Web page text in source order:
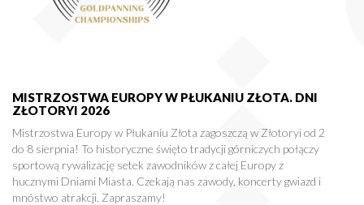
MISTRZOSTWA EUROPY W PŁUKANIU ZŁOTA. DNI
ZŁOTORYI 2026
Mistrzostwa Europy w Płukaniu Złota zagoszczą w Złotoryi od 2
do 8 sierpnia! To historyczne święto tradycji górniczych połączy
sportową rywalizację setek zawodników z całej Europy z
hucznymi Dniami Miasta. Czekają nas zawody, koncerty gwiazd i
mnóstwo atrakcji. Zapraszamy!